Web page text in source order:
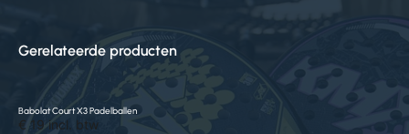
Gerelateerde producten
Babolat Court X3 Padelballen
€ 19 incl. btw